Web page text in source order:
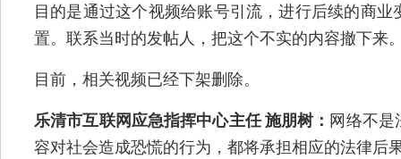
目的是通过这个视频给账号引流，进行后续的商
置。联系当时的发帖人，把这个不实的内容撤下来
目前，相关视频已经下架删除。
乐清市互联网应急指挥中心主任 施朋树： 网络不是
容对社会造成恐慌的行为，都将承担相应的法律后